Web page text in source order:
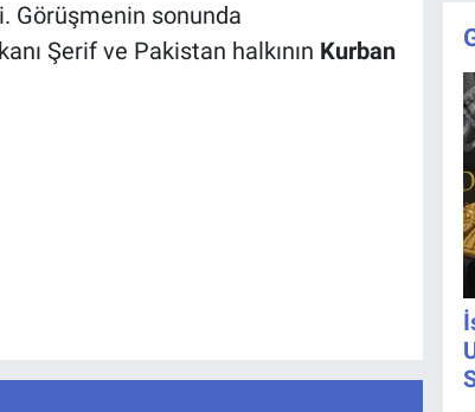
Görüşmenin sonunda
Şerif ve Pakistan halkının Kurban